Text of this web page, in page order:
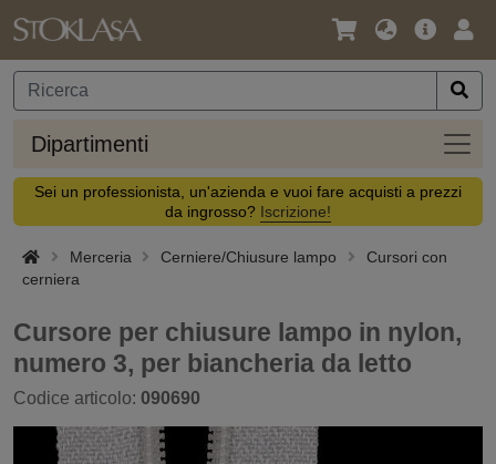
Lingua
Valuta
Offerta
Dipartimenti
Sei un professionista, un'azienda e vuoi fare acquisti a prezzi
da ingrosso? Iscrizione!
Merceria Cerniere/Chiusure lampo
Cursori con
cerniera
Cursore per chiusure lampo in nylon,
numero 3, per biancheria da letto
Codice articolo: 090690